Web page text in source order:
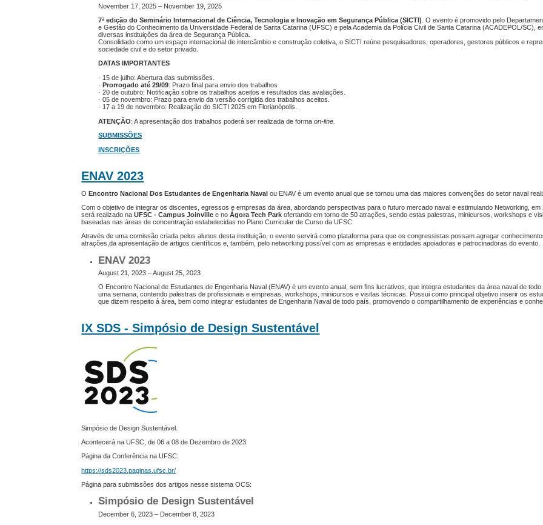
November 17, 2025 – November 19, 2025
7ª edição do Seminário Internacional de Ciência, Tecnologia e Inovação em Segurança Pública (SICTI) . O evento é promovido pelo
e Gestão do Conhecimento da Universidade Federal de Santa Catarina (UFSC) e pela Academia da Polícia Civil de Santa Catarina (ACADEPOL/SC),
diversas instituições da área de Segurança Pública.
Consolidado como um espaço internacional de intercâmbio e construção coletiva, o SICTI reúne pesquisadores, operadores, gestores públicos e
sociedade civil e do setor privado.
DATAS IMPORTANTES
· 15 de julho: Abertura das submissões.
·Prorrogado até 29/09: Prazo final para envio dos trabalhos
· 20 de outubro: Notificação sobre os trabalhos aceitos e resultados das avaliações.
· 05 de novembro: Prazo para envio da versão corrigida dos trabalhos aceitos.
· 17 a 19 de novembro: Realização do SICTI 2025 em Florianópolis.
ATENÇÃO: A apresentação dos trabalhos poderá ser realizada de formaon-line.
SUBMISSÕES
INSCRIÇÕES
ENAV 2023
O Encontro Nacional Dos Estudantes de Engenharia Naval ou ENAV é um evento anual que se tornou uma das maiores convenções do setor naval
Com o objetivo de integrar os discentes, egressos e empresas da área, abordando perspectivas para o futuro mercado naval e estimulando Networking, em
será realizado naUFSC - Campus Joinvillee no Ágora Tech Park ofertando em torno de 50 atrações, sendo estas palestras, minicursos, workshops e
baseadas nas áreas de concentração estabelecidas no Plano Curricular de Curso da UFSC.
Através de uma comissão criada pelos alunos desta instituição, o evento servirá como plataforma para que os congressistas possam agregar
atrações,da apresentação de artigos científicos e, também, pelo networking possível com as empresas e entidades apoiadoras e patrocinadoras do evento.
ENAV 2023
August 21, 2023 – August 25, 2023
O Encontro Nacional de Estudantes de Engenharia Naval (ENAV) é um evento anual, sem fins lucrativos, que integra estudantes da área naval de
uma semana, contendo palestras de profissionais e empresas, workshops, minicursos e visitas técnicas. Possui como principal objetivo inserir os
que dizem respeito à área, bem como integrar estudantes de Engenharia Naval de todo país, promovendo o compartilhamento de experiências e
IX SDS - Simpósio de Design Sustentável
Simpósio de Design Sustentável.
Acontecerá na UFSC, de 06 a 08 de Dezembro de 2023.
Página da Conferência na UFSC:
https://sds2023.paginas.ufsc.br/
Página para submissões dos artigos nesse sistema OCS:
Simpósio de Design Sustentável
December 6, 2023 – December 8, 2023